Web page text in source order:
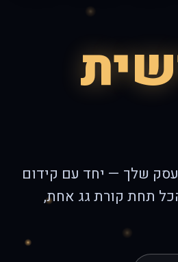
שלך — יחד עם קידום
הכל תחת קורת גג אחת,